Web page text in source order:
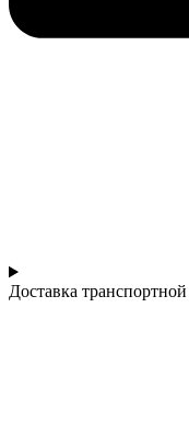
Доставка